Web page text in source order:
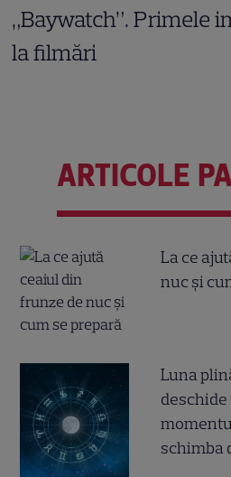
„Baywatch”. Primele
la filmări
ARTICOLE
La ce
nuc și
Luna
deschide
schimba